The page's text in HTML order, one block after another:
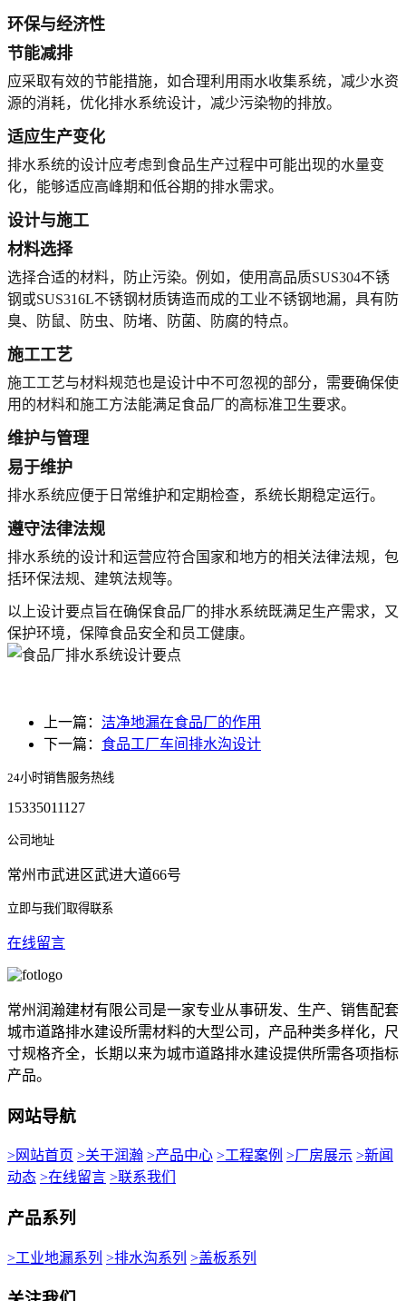
环保与经济性
节能减排
应采取有效的节能措施，如合理利用雨水收集系统，减少水资
源的消耗，优化排水系统设计，减少污染物的排放。
适应生产变化
排水系统的设计应考虑到食品生产过程中可能出现的水量变
化，能够适应高峰期和低谷期的排水需求。
设计与施工
材料选择
选择合适的材料，防止污染。例如，使用高品质SUS304不锈
钢或SUS316L不锈钢材质铸造而成的工业不锈钢地漏，具有防
臭、防鼠、防虫、防堵、防菌、防腐的特点。
施工工艺
施工工艺与材料规范也是设计中不可忽视的部分，需要确保使
用的材料和施工方法能满足食品厂的高标准卫生要求。
维护与管理
易于维护
排水系统应便于日常维护和定期检查，系统长期稳定运行。
遵守法律法规
排水系统的设计和运营应符合国家和地方的相关法律法规，包
括环保法规、建筑法规等。
以上设计要点旨在确保食品厂的排水系统既满足生产需求，又
保护环境，保障食品安全和员工健康。
上一篇： 洁净地漏在食品厂的作用
下一篇： 食品工厂车间排水沟设计
24小时销售服务热线
15335011127
公司地址
常州市武进区武进大道66号
立即与我们取得联系
在线留言
常州润瀚建材有限公司是一家专业从事研发、生产、销售配套
城市道路排水建设所需材料的大型公司，产品种类多样化，尺
寸规格齐全，长期以来为城市道路排水建设提供所需各项指标
产品。
网站导航
>网站首页 >关于润瀚 >产品中心 >工程案例 >厂房展示 >新闻
动态 >在线留言 >联系我们
产品系列
>工业地漏系列 >排水沟系列 >盖板系列